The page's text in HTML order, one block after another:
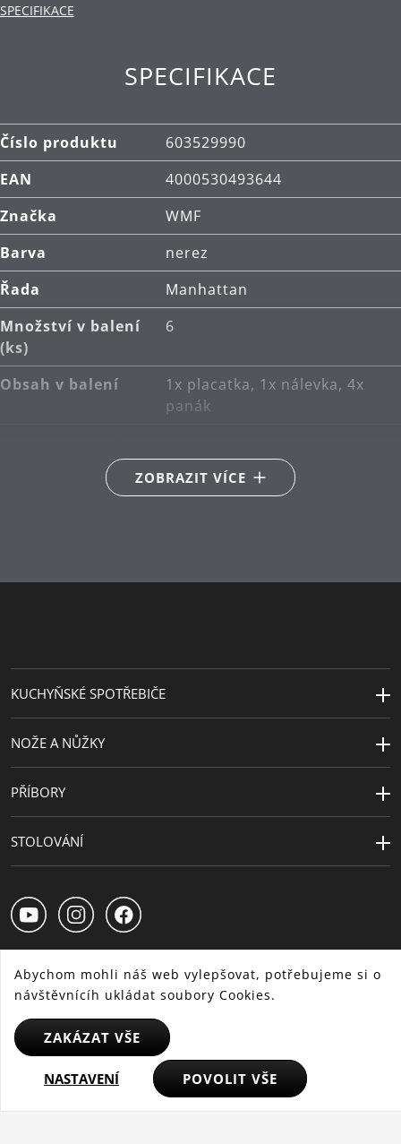
Materiál: vysoce kvalitní nerezová ocel
Čištění: lze mýt v myčce.
SPECIFIKACE
SPECIFIKACE
Číslo produktu
603529990
EAN
4000530493644
Značka
WMF
Barva
nerez
Řada
Manhattan
Množství v balení
(ks)
6
Obsah v balení
1x placatka, 1x nálevka, 4x
panák
18/10
Péče o výrobky
lze mýt v myčce
materiál
ZOBRAZIT VÍCE
KUCHYŇSKÉ SPOTŘEBIČE
NOŽE A NŮŽKY
PŘÍBORY
STOLOVÁNÍ
CS
© 2025 WMF - Všechna práva vyhrazena
Abychom mohli náš web vylepšovat, potřebujeme si o
návštěvnícíh ukládat soubory Cookies.
ZAKÁZAT VŠE
NASTAVENÍ POVOLIT VŠE